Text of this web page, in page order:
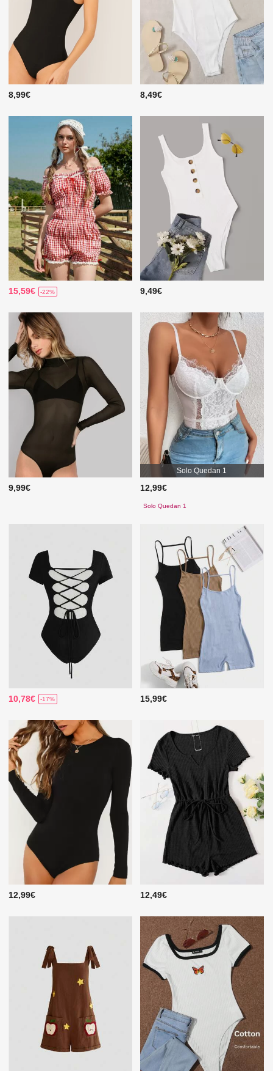
8,99€ 8,49€
15,59€ -22% 9,49€
9,99€
Solo Quedan 1
12,99€
Solo Quedan 1
10,78€ -17% 15,99€
12,99€ 12,49€